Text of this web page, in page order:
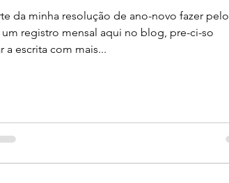
da minha resolução de ano-novo fazer pelo
registro mensal aqui no blog, pre-ci-so
a escrita com mais...